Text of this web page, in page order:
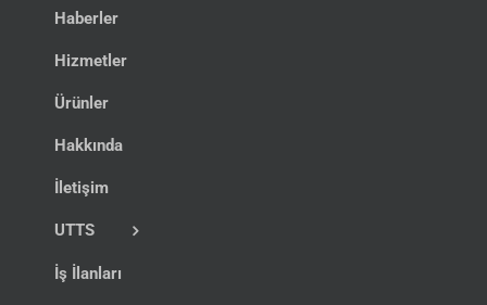
Haberler
Hizmetler
Ürünler
Hakkında
İletişim
UTTS
İş İlanları